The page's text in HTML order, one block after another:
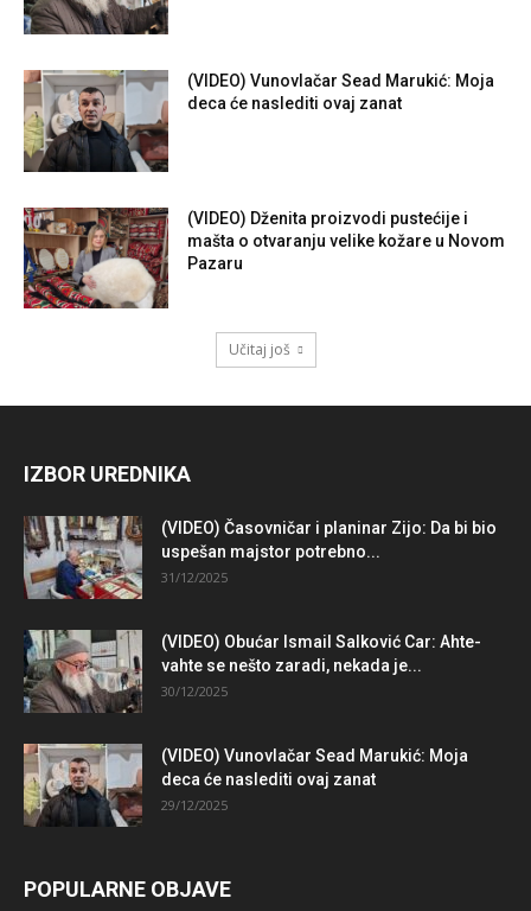
(VIDEO) Vunovlačar Sead Marukić: Moja
deca će naslediti ovaj zanat
(VIDEO) Dženita proizvodi pustećije i
mašta o otvaranju velike kožare u Novom
Pazaru
Učitaj još
IZBOR UREDNIKA
(VIDEO) Časovničar i planinar Zijo: Da bi bio
uspešan majstor potrebno...
31/12/2025
(VIDEO) Obućar Ismail Salković Car: Ahte-
vahte se nešto zaradi, nekada je...
30/12/2025
(VIDEO) Vunovlačar Sead Marukić: Moja
deca će naslediti ovaj zanat
29/12/2025
POPULARNE OBJAVE